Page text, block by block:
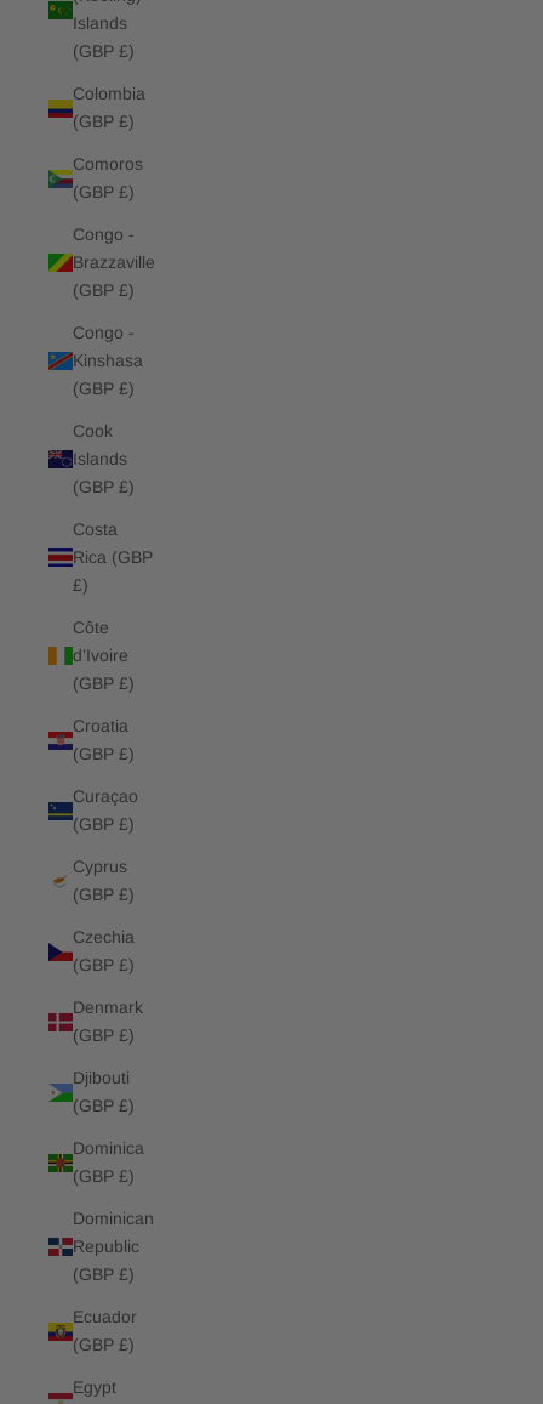
Islands
(GBP £)
Colombia
(GBP £)
Comoros
(GBP £)
Congo -
Brazzaville
(GBP £)
Congo -
Kinshasa
(GBP £)
Cook
Islands
(GBP £)
Costa
Rica (GBP
£)
Côte
d’Ivoire
(GBP £)
Croatia
(GBP £)
Curaçao
(GBP £)
Cyprus
(GBP £)
Czechia
(GBP £)
Denmark
(GBP £)
Djibouti
(GBP £)
Dominica
(GBP £)
Dominican
Republic
(GBP £)
Ecuador
(GBP £)
Egypt